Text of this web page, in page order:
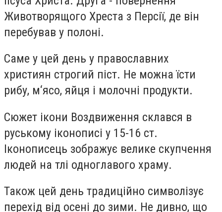
Животворящого Хреста з Персії, де він
перебував у полоні.
Саме у цей день у православних
християн строгий піст. Не можна їсти
рибу, м‘ясо, яйця і молочні продукти.
Сюжет ікони Воздвиження склався в
руському іконописі у 15-16 ст.
Іконописець зображує велике скупчення
людей на тлі одноглавого храму.
Також цей день традиційно символізує
перехід від осені до зими. Не дивно, що